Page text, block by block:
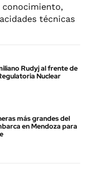
técnicas
Rudyj al frente de
Nuclear
más grandes del
en Mendoza para